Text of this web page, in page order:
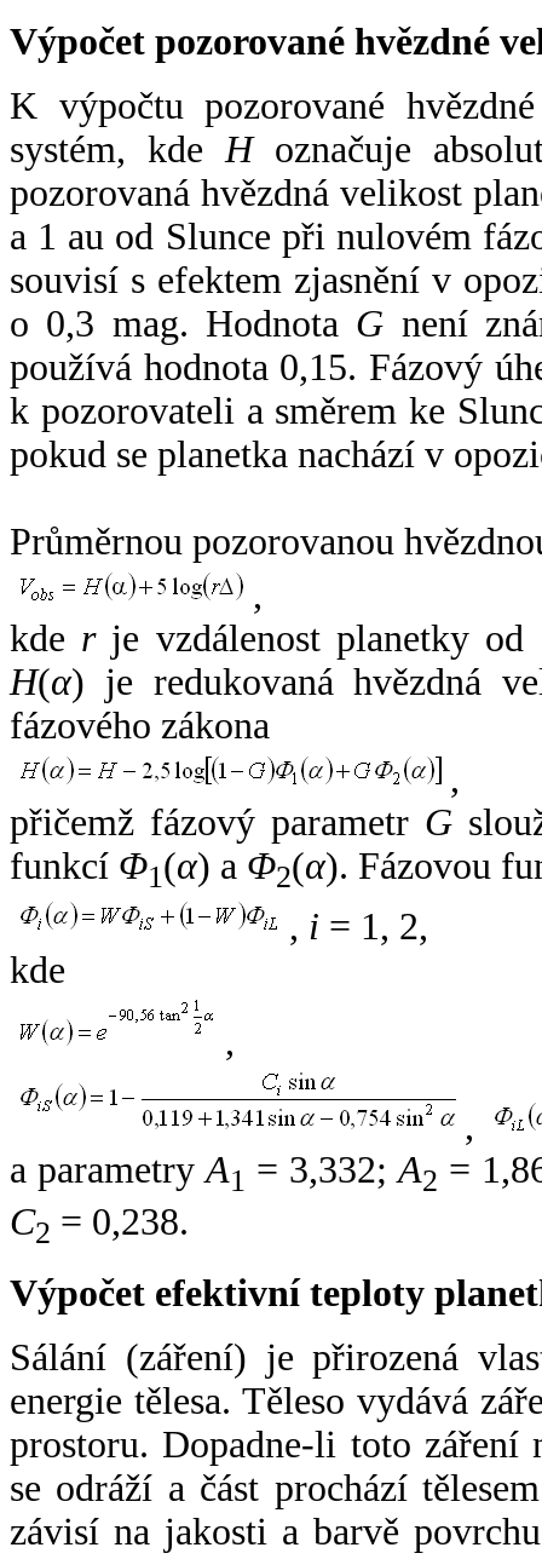
Výpočet pozorované hvězdné
K výpočtu pozorované
systém, kde Hoznačuje
pozorovaná hvězdná velikost
a 1 au od Slunce při nulovém
souvisí s efektem zjasnění v
o 0,3 mag. Hodnota G není
používá hodnota 0,15. Fázový
k pozorovateli a směrem ke
pokud se planetka nachází v
Průměrnou pozorovanou
,
kde rje vzdálenost planetky od
H(α) je redukovaná hvězdná
fázového zákona
,
přičemž fázový parametr G
funkcí Φ1(α) a Φ2(α). Fázovou
, i = 1, 2,
kde
,
,
a parametryA1 = 3,332;A2 =
C2 = 0,238.
Výpočet efektivní teploty
Sálání (záření) je přirozená
energie tělesa. Těleso vydává
prostoru. Dopadne-li toto záření
se odráží a část prochází
závisí na jakosti a barvě